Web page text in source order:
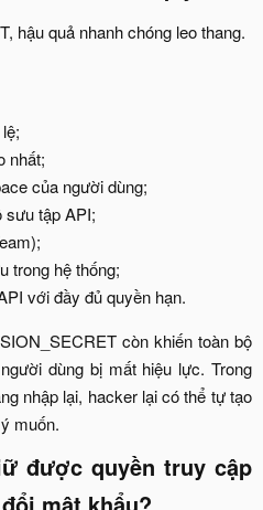
hậu quả nhanh chóng leo thang.
nhất;​
của người dùng;​
tập API;​
trong hệ thống;​
với đầy đủ quyền hạn.​
còn khiến toàn bộ
dùng bị mất hiệu lực. Trong
nhập lại, hacker lại có thể tự tạo
muốn.​
được quyền truy cập